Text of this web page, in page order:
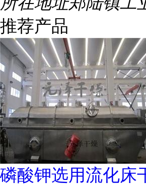
推荐产品
磷酸钾选用流化床